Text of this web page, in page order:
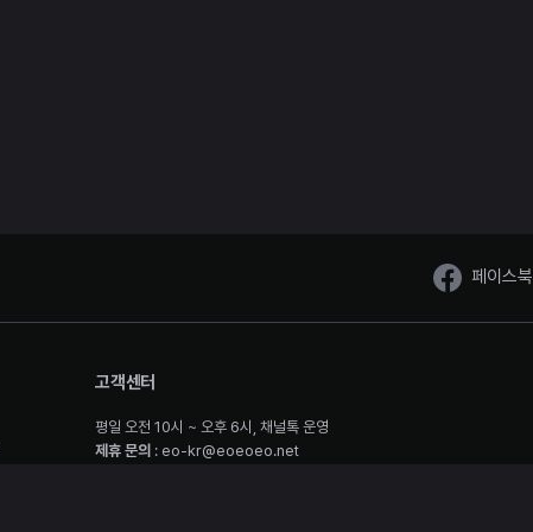
페이스북
고객센터
평일 오전 10시 ~ 오후 6시, 채널톡 운영
제휴 문의 : eo-kr@eoeoeo.net